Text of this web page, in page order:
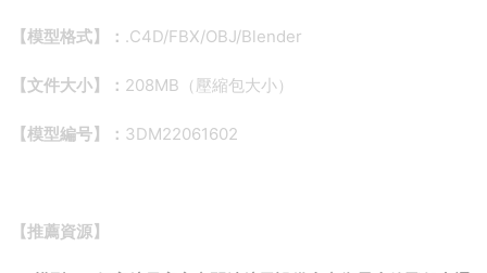
【模型格式】： .C4D/FBX/OBJ/Blender
【文件大小】： 208MB（壓縮包大小）
【模型編号】： 3DM22061602
【推薦資源】